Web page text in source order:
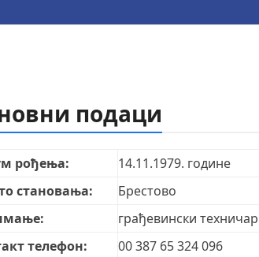
подаци
рођења:
14.11.1979. године
становања:
Брестово
грађевински техничар
телефон:
00 387 65 324 096